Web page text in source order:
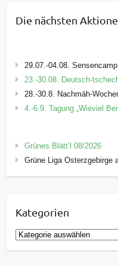
Die nächsten
29.07.-04.08.
23.-30.08. Deutsch-
28.-30.8. Nachmäh-
4.-6.9. Tagung „Wieviel
Grünes Blätt’l 08/2026
Grüne Liga Osterzgebirge
Kategorien
K
a